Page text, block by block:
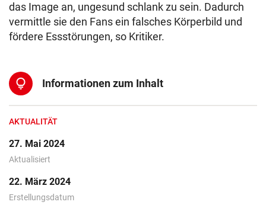
das Image an, ungesund schlank zu sein. Dadurch
vermittle sie den Fans ein falsches Körperbild und
fördere Essstörungen, so Kritiker.
lightbulb Informationen zum Inhalt
AKTUALITÄT
27. Mai 2024
Aktualisiert
22. März 2024
Erstellungsdatum